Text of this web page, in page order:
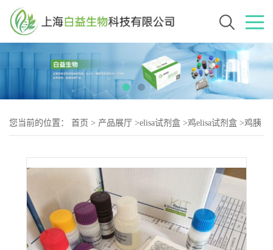
您当前的位置： 首页 > 产品展厅 >elisa试剂盒 >鸡elisa试剂盒 >鸡胰